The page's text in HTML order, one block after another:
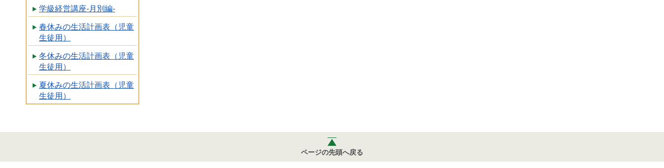
学級経営講座-月別編-
春休みの生活計画表（児童
生徒用）
冬休みの生活計画表（児童
生徒用）
夏休みの生活計画表（児童
生徒用）
ページの先頭へ戻る